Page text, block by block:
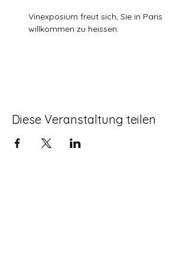
Vinexposium freut sich, Sie in Paris
willkommen zu heissen.
Diese Veranstaltung teilen